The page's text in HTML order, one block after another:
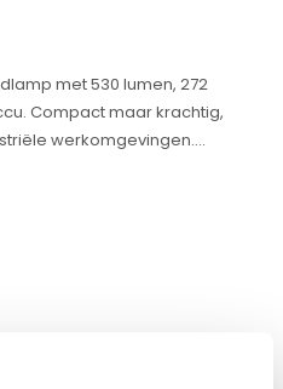
met 530 lumen, 272
Compact maar krachtig,
werkomgevingen....